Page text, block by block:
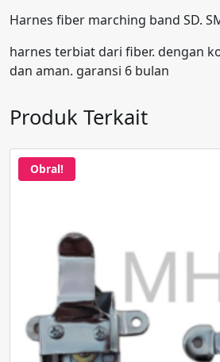
Harnes fiber marching band SD.
harnes terbiat dari fiber. dengan
dan aman. garansi 6 bulan
Produk Terkait
Obral!